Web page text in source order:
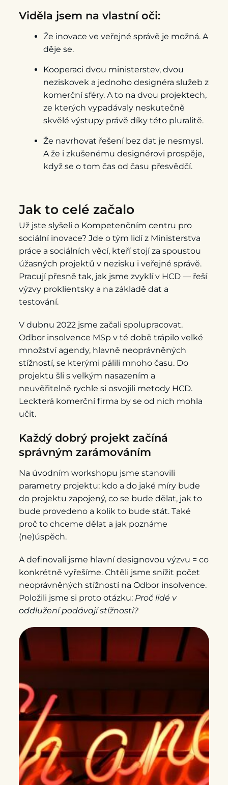
Viděla jsem na vlastní oči:
Že inovace ve veřejné správě je možná. A
děje se.
Kooperaci dvou ministerstev, dvou
neziskovek a jednoho designéra služeb z
komerční sféry. A to na dvou projektech,
ze kterých vypadávaly neskutečně
skvělé výstupy právě díky této pluralitě.
Že navrhovat řešení bez dat je nesmysl.
A že i zkušenému designérovi prospěje,
když se o tom čas od času přesvědčí.
Jak to celé začalo
Už jste slyšeli o Kompetenčním centru pro
sociální inovace? Jde o tým lidí z Ministerstva
práce a sociálních věcí, kteří stojí za spoustou
úžasných projektů v nezisku i veřejné správě.
Pracují přesně tak, jak jsme zvyklí v HCD — řeší
výzvy proklientsky a na základě dat a
testování.
V dubnu 2022 jsme začali spolupracovat.
Odbor insolvence MSp v té době trápilo velké
množství agendy, hlavně neoprávněných
stížností, se kterými pálili mnoho času. Do
projektu šli s velkým nasazením a
neuvěřitelně rychle si osvojili metody HCD.
Leckterá komerční firma by se od nich mohla
učit.
Každý dobrý projekt začíná
správným zarámováním
Na úvodním workshopu jsme stanovili
parametry projektu: kdo a do jaké míry bude
do projektu zapojený, co se bude dělat, jak to
bude provedeno a kolik to bude stát. Také
proč to chceme dělat a jak poznáme
(ne)úspěch.
A definovali jsme hlavní designovou výzvu = co
konkrétně vyřešíme. Chtěli jsme snížit počet
neoprávněných stížností na Odbor insolvence.
Položili jsme si proto otázku: Proč lidé v
oddlužení podávají stížnosti?